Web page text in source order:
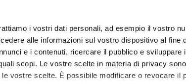
i vostri dati personali, ad esempio il vostro
alle informazioni sul vostro dispositivo al fine
e i contenuti, ricercare il pubblico e
scopi. Le vostre scelte in materia di privacy
vostre scelte. È possibile modificare o revocare il
of Pharmacology